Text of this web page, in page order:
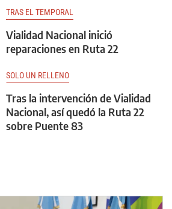
TRAS EL TEMPORAL
Vialidad Nacional inició
reparaciones en Ruta 22
SOLO UN RELLENO
Tras la intervención de Vialidad
Nacional, así quedó la Ruta 22
sobre Puente 83